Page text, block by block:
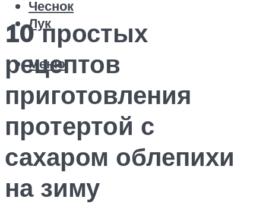
Чеснок
Лук
Меню
10 простых
рецептов
приготовления
протертой с
сахаром облепихи
на зиму